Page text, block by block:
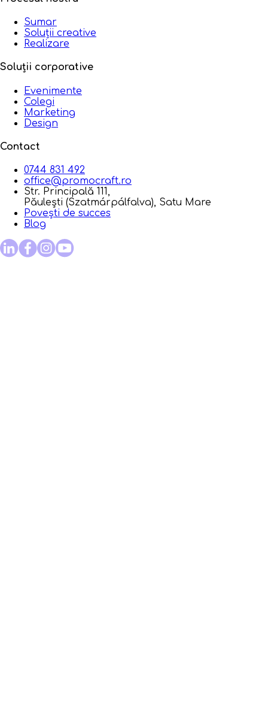
Sumar
Soluții creative
Realizare
Soluții corporative
Evenimente
Colegi
Marketing
Design
Contact
0744 831 492
office@promocraft.ro
Str. Principală 111,
Păulești (Szatmárpálfalva), Satu Mare
Povești de succes
Blog